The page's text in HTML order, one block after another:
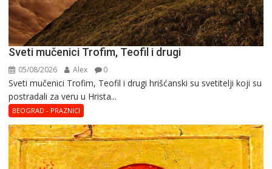
Sveti mučenici Trofim, Teofil i drugi
05/08/2026 Alex 0
Sveti mučenici Trofim, Teofil i drugi hrišćanski su svetitelji koji su
postradali za veru u Hrista...
BEOGRAD - PRAZNICI